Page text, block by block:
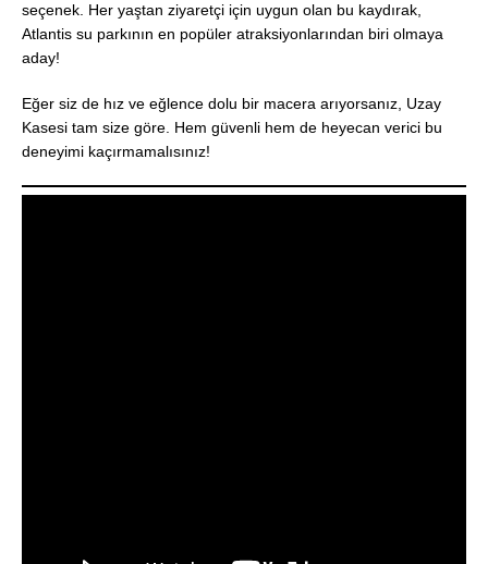
seçenek. Her yaştan ziyaretçi için uygun olan bu kaydırak,
Atlantis su parkının en popüler atraksiyonlarından biri olmaya
aday!
Eğer siz de hız ve eğlence dolu bir macera arıyorsanız, Uzay
Kasesi tam size göre. Hem güvenli hem de heyecan verici bu
deneyimi kaçırmamalısınız!